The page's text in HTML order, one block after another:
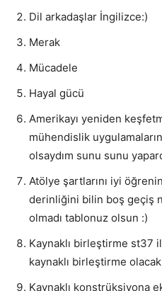
Dil arkadaşlar İngilizce:)
Merak
Mücadele
Hayal gücü
Amerikayı yeniden
mühendislik
olsaydım sunu sunu
Atölye şartlarını iyi
derinliğini bilin boş geçiş
olmadı tablonuz olsun :)
Kaynaklı birleştirme st37
kaynaklı birleştirme
Kaynaklı konstrüksiyona